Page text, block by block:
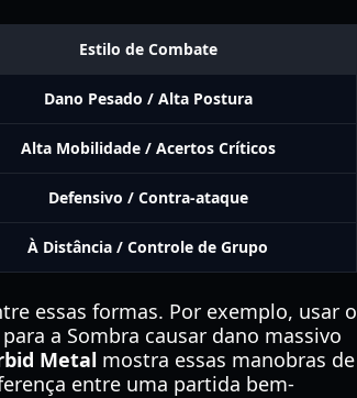
Estilo de Combate
Dano Pesado / Alta Postura
Alta Mobilidade / Acertos Críticos
Defensivo / Contra-ataque
À Distância / Controle de Grupo
essas formas. Por exemplo, usar o
a Sombra causar dano massivo
Metal mostra essas manobras de
entre uma partida bem-